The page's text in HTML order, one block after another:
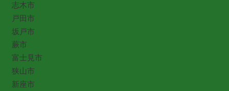
志木市
戸田市
坂戸市
蕨市
富士見市
狭山市
新座市